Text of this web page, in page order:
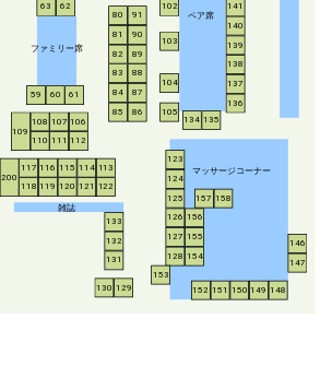
ファミリー席
ペア席
マッサージコーナー
雑誌
59 60 61
62
63
80
81
82
83
84
85 86
87
88
89
90
91
102
103
104
105
106
107
108
109
110 111 112
113
114
115
116
117
118 119 120 121 122
123
124
125
126
127
128
129
130
131
132
133
134 135
136
137
138
139
140
141
146
147
148
149
150
151
152
153
154
155
156
157 158
200